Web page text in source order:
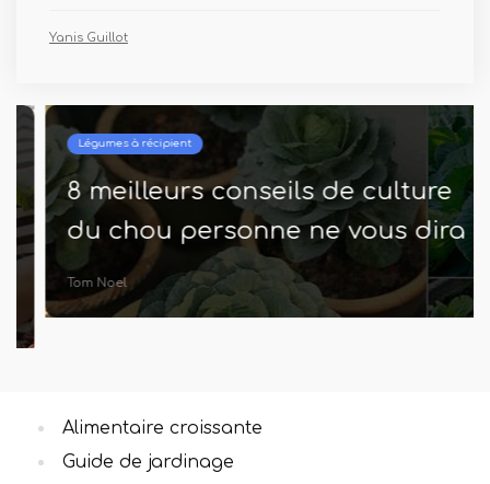
Yanis Guillot
Légumes à récipient
8 meilleurs conseils de culture
du chou personne ne vous dira
Tom Noel
Alimentaire croissante
Guide de jardinage